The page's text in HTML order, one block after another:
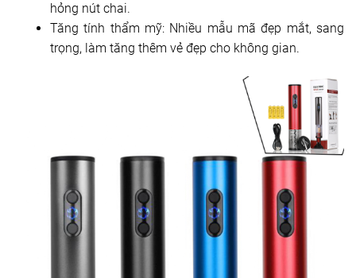
hỏng nút chai.
Tăng tính thẩm mỹ: Nhiều mẫu mã đẹp mắt, sang
trọng, làm tăng thêm vẻ đẹp cho không gian.